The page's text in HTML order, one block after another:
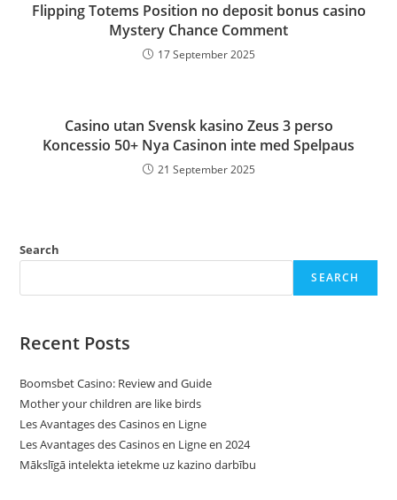
Flipping Totems Position no deposit bonus casino
Mystery Chance Comment
17 September 2025
Casino utan Svensk kasino Zeus 3 perso
Koncessio 50+ Nya Casinon inte med Spelpaus
21 September 2025
Search
SEARCH
Recent Posts
Boomsbet Casino: Review and Guide
Mother your children are like birds
Les Avantages des Casinos en Ligne
Les Avantages des Casinos en Ligne en 2024
Mākslīgā intelekta ietekme uz kazino darbību